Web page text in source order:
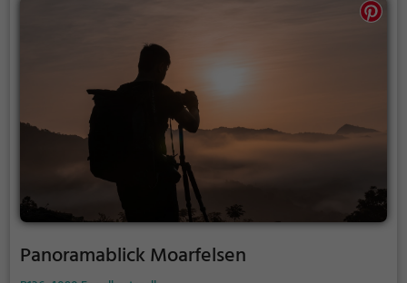
Panoramablick Moarfelsen